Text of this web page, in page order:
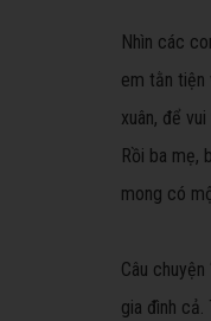
Nhìn các
em tằn tiện
xuân, để
Rồi ba mẹ,
mong có
Câu
gia đình